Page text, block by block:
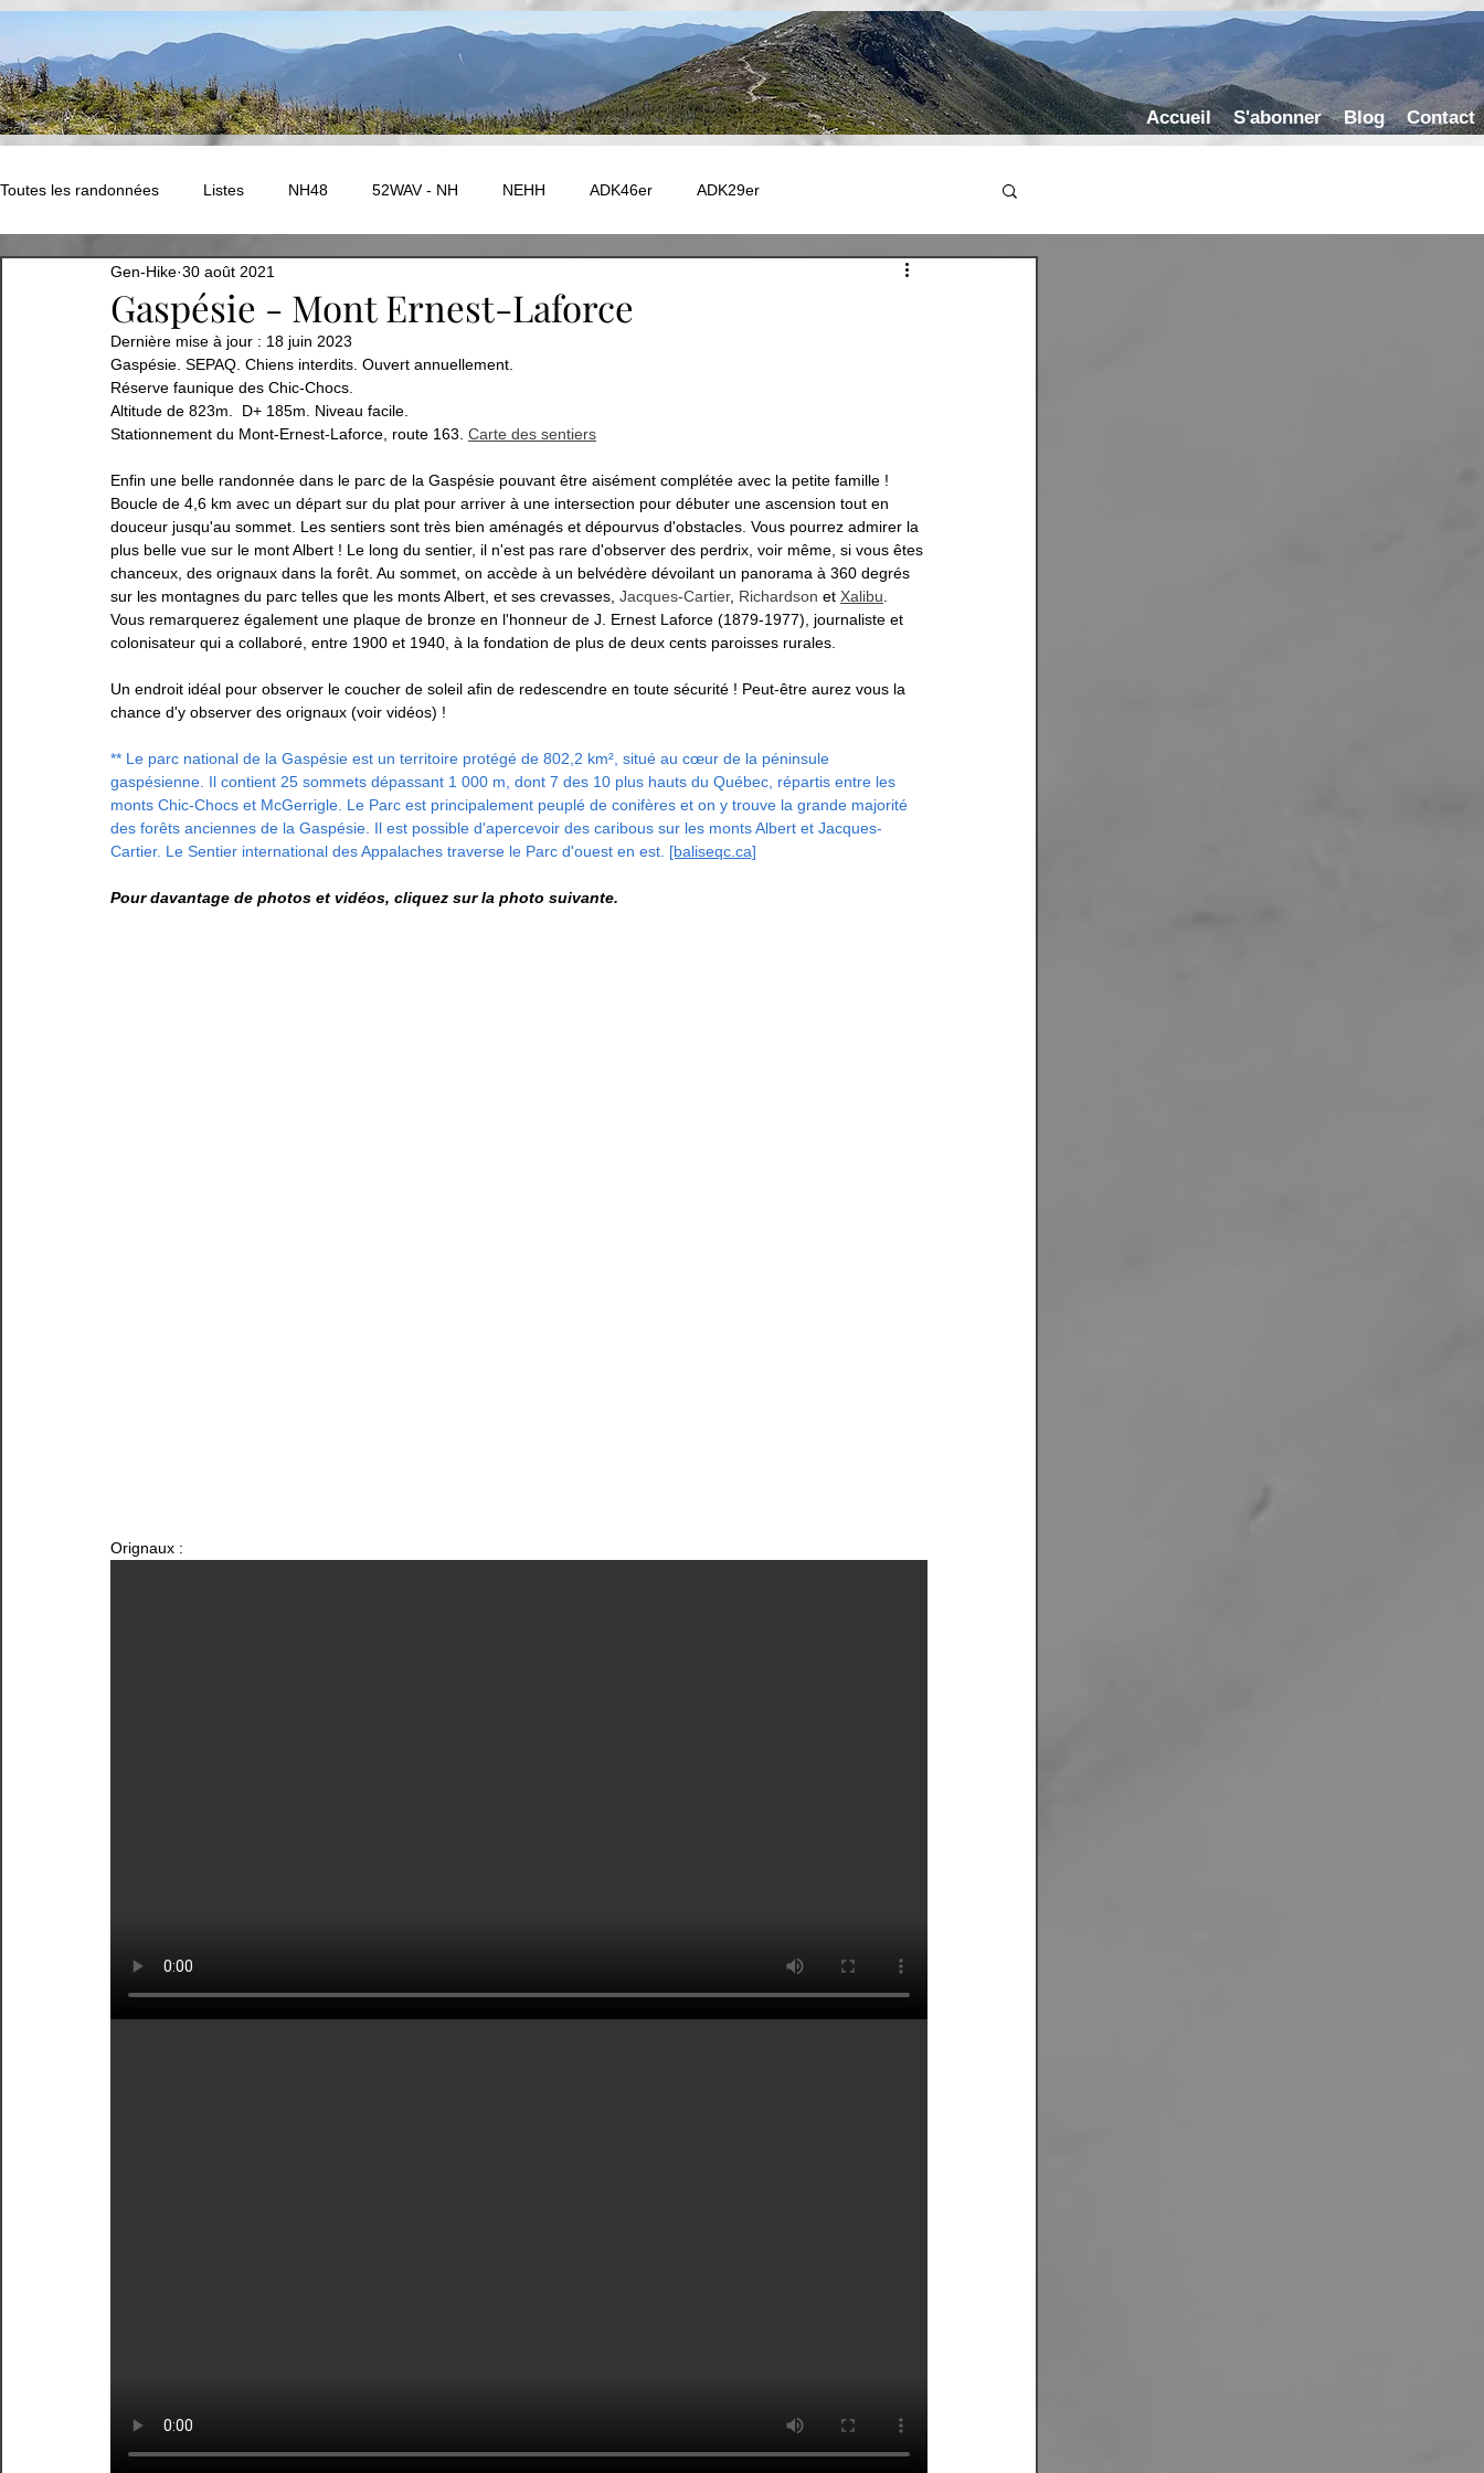
Accueil S'abonner Blog Contact
Toutes les randonnées Listes NH48 52WAV - NH NEHH ADK46er ADK29er
NEK Challenge - Vermont ADK - Autres Fire Tower
Ouest Canadien Amérique du Sud - PEROU EUROPE - GR20
Gaspésie Lanaudière Laurentides Mauricie Montérégie
Gaspésie - Mont Ernest-Laforce
Gen-Hike 30 août 2021
Dernière mise à jour : 18 juin 2023
Gaspésie. SEPAQ. Chiens interdits. Ouvert annuellement.
Réserve faunique des Chic-Chocs.
Altitude de 823m.  D+ 185m. Niveau facile.
Stationnement du Mont-Ernest-Laforce, route 163. Carte des sentiers
Enfin une belle randonnée dans le parc de la Gaspésie pouvant être aisément complétée avec la petite famille !
Boucle de 4,6 km avec un départ sur du plat pour arriver à une intersection pour débuter une ascension tout en
douceur jusqu'au sommet. Les sentiers sont très bien aménagés et dépourvus d'obstacles. Vous pourrez admirer la
plus belle vue sur le mont Albert ! Le long du sentier, il n'est pas rare d'observer des perdrix, voir même, si vous êtes
chanceux, des orignaux dans la forêt. Au sommet, on accède à un belvédère dévoilant un panorama à 360 degrés
sur les montagnes du parc telles que les monts Albert, et ses crevasses, Jacques-Cartier, Richardson et Xalibu
Vous remarquerez également une plaque de bronze en l'honneur de J. Ernest Laforce (1879-1977), journaliste et
colonisateur qui a collaboré, entre 1900 et 1940, à la fondation de plus de deux cents paroisses rurales.
Un endroit idéal pour observer le coucher de soleil afin de redescendre en toute sécurité ! Peut-être aurez vous la
chance d'y observer des orignaux (voir vidéos) !
** Le parc national de la Gaspésie est un territoire protégé de 802,2 km², situé au cœur de la péninsule
gaspésienne. Il contient 25 sommets dépassant 1 000 m, dont 7 des 10 plus hauts du Québec, répartis entre les
monts Chic-Chocs et McGerrigle. Le Parc est principalement peuplé de conifères et on y trouve la grande majorité
des forêts anciennes de la Gaspésie. Il est possible d'apercevoir des caribous sur les monts Albert et Jacques-
Cartier. Le Sentier international des Appalaches traverse le Parc d'ouest en est. [baliseqc.ca]
Pour davantage de photos et vidéos, cliquez sur la photo suivante.
Orignaux :